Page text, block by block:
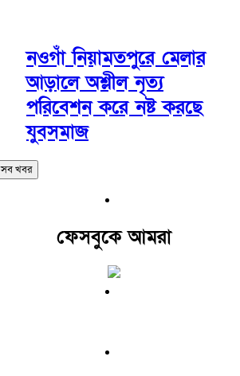
নওগাঁ নিয়ামতপুরে মেলার
আড়ালে অশ্লীল নৃত্য
পরিবেশন করে নষ্ট করছে
যুবসমাজ
সব খবর
ফেসবুকে আমরা